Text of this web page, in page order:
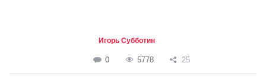
Игорь Субботин
0 5778 25